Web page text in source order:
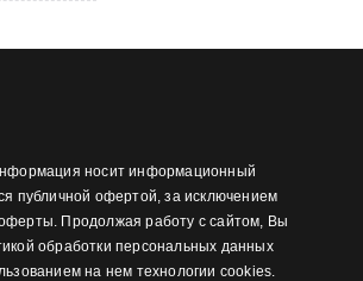
носит информационный
публичной офертой, за исключением
Продолжая работу с сайтом, Вы
обработки персональных данных
на нем технологии cookies.